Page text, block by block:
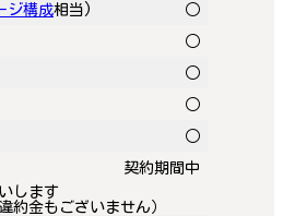
ジ構成相当) ○
○
○
○
○
契約期間中
します
約金もございません）